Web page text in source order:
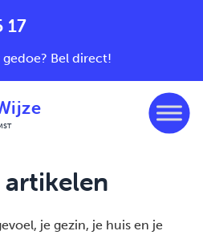
17
Bel direct!
artikelen
je gezin, je huis en je